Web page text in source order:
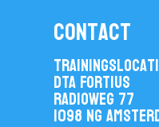
contact
DTA Fortius
Radioweg 77
1098 NG